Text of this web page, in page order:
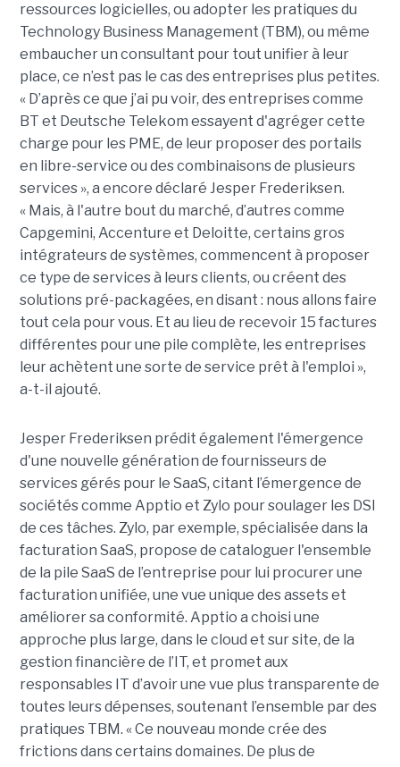
ressources logicielles, ou adopter les pratiques du
Technology Business Management (TBM), ou même
embaucher un consultant pour tout unifier à leur
place, ce n’est pas le cas des entreprises plus petites.
« D’après ce que j’ai pu voir, des entreprises comme
BT et Deutsche Telekom essayent d'agréger cette
charge pour les PME, de leur proposer des portails
en libre-service ou des combinaisons de plusieurs
services », a encore déclaré Jesper Frederiksen.
« Mais, à l'autre bout du marché, d’autres comme
Capgemini, Accenture et Deloitte, certains gros
intégrateurs de systèmes, commencent à proposer
ce type de services à leurs clients, ou créent des
solutions pré-packagées, en disant : nous allons faire
tout cela pour vous. Et au lieu de recevoir 15 factures
différentes pour une pile complète, les entreprises
leur achètent une sorte de service prêt à l'emploi »,
a-t-il ajouté.
Jesper Frederiksen prédit également l'émergence
d'une nouvelle génération de fournisseurs de
services gérés pour le SaaS, citant l’émergence de
sociétés comme Apptio et Zylo pour soulager les DSI
de ces tâches. Zylo, par exemple, spécialisée dans la
facturation SaaS, propose de cataloguer l'ensemble
de la pile SaaS de l’entreprise pour lui procurer une
facturation unifiée, une vue unique des assets et
améliorer sa conformité. Apptio a choisi une
approche plus large, dans le cloud et sur site, de la
gestion financière de l’IT, et promet aux
responsables IT d’avoir une vue plus transparente de
toutes leurs dépenses, soutenant l’ensemble par des
pratiques TBM. « Ce nouveau monde crée des
frictions dans certains domaines. De plus de